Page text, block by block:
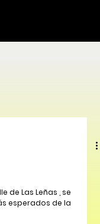
de Las Leñas , se
esperados de la